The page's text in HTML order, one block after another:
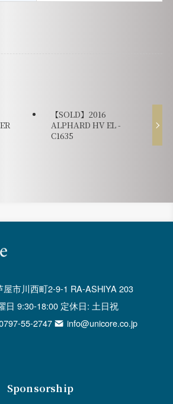
【SOLD】2016
ALPHARD HV EL -
C1635
市川西町2-9-1 RA-ASHIYA 203
日 9:30-18:00 定休日: 土日祝
55-2747 info@unicore.co.jp
Sponsorship